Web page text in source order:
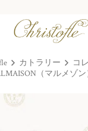
カトラリー
コ
（マルメゾン